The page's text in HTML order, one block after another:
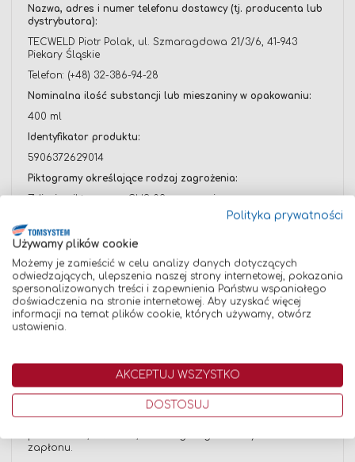
Nazwa, adres i numer telefonu dostawcy (tj. producenta lub
dystrybutora):
TECWELD Piotr Polak, ul. Szmaragdowa 21/3/6, 41-943
Piekary Śląskie
Telefon: (+48) 32-386-94-28
Nominalna ilość substancji lub mieszaniny w opakowaniu:
400 ml
Identyfikator produktu:
5906372629014
Piktogramy określające rodzaj zagrożenia:
Zdjęcie piktogramu GHS 02 oznaczającego
produkt/substancję łatwopalną znajduje się na
opakowaniu produktu – zdjęcie w załączeniu do opisu
niniejszej oferty.
Hasła ostrzegawcze:
Niebezpieczeństwo
Zwroty wskazujące rodzaj zagrożenia:
Niebezpieczeństwo.
Pojemnik pod ciśnieniem.
Ogrzanie grozi wybuchem.
Zwroty wskazujące środki ostrożności:
zapłonu.
Polityka prywatności
Używamy plików cookie
Możemy je zamieścić w celu analizy danych dotyczących
odwiedzających, ulepszenia naszej strony internetowej, pokazania
spersonalizowanych treści i zapewnienia Państwu wspaniałego
doświadczenia na stronie internetowej. Aby uzyskać więcej
informacji na temat plików cookie, których używamy, otwórz
ustawienia.
AKCEPTUJ WSZYSTKO
DOSTOSUJ